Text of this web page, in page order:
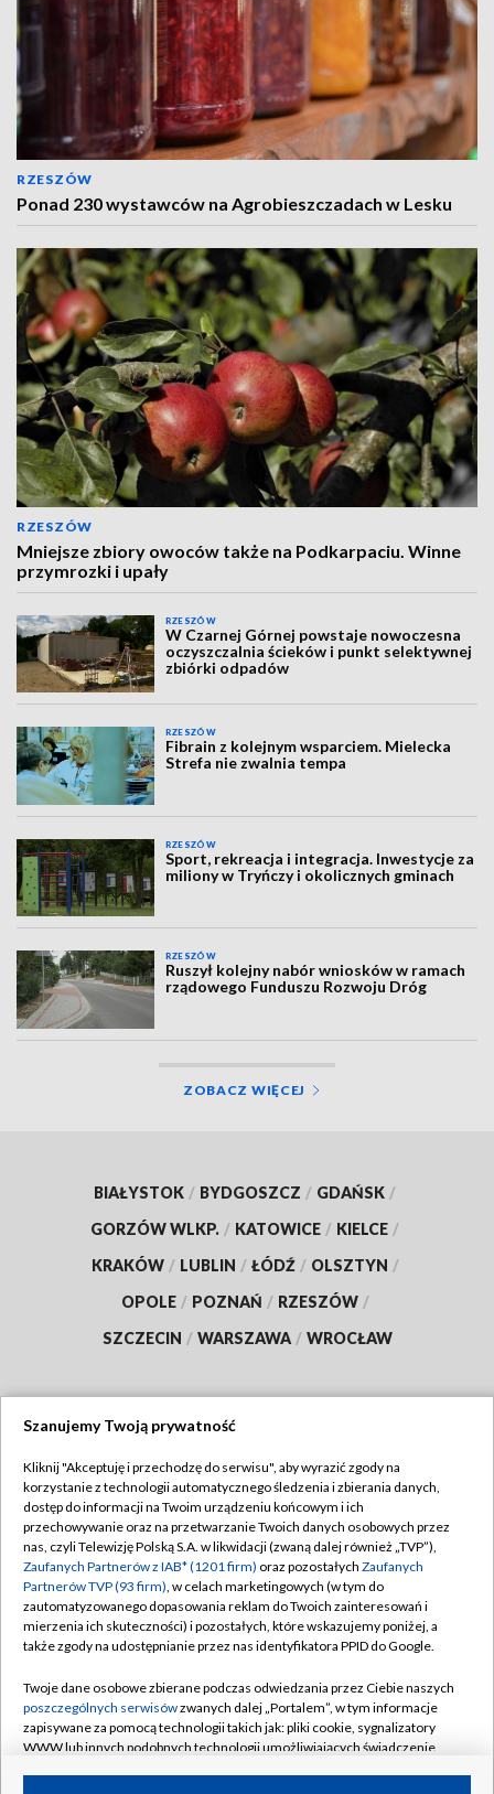
RZESZÓW
Ponad 230 wystawców na Agrobieszczadach w Lesku
RZESZÓW
Mniejsze zbiory owoców także na Podkarpaciu. Winne
przymrozki i upały
RZESZÓW
W Czarnej Górnej powstaje nowoczesna
oczyszczalnia ścieków i punkt selektywnej
zbiórki odpadów
RZESZÓW
Fibrain z kolejnym wsparciem. Mielecka
Strefa nie zwalnia tempa
RZESZÓW
Sport, rekreacja i integracja. Inwestycje za
miliony w Tryńczy i okolicznych gminach
RZESZÓW
Ruszył kolejny nabór wniosków w ramach
rządowego Funduszu Rozwoju Dróg
ZOBACZ WIĘCEJ
BIAŁYSTOK / BYDGOSZCZ / GDAŃSK /
GORZÓW WLKP. / KATOWICE / KIELCE /
KRAKÓW / LUBLIN / ŁÓDŹ / OLSZTYN /
OPOLE / POZNAŃ / RZESZÓW /
SZCZECIN / WARSZAWA / WROCŁAW
TVP
Abonament TVP
Emisja w TVP
Centrum informacji TVP
Naziemna Telewizja Cyfrowa
Rada Programowa
System NOS
Informacje o nadawcy
Regulamin TVP
Polityka prywatności
Moje zgody
Pomoc
Kontakt
Kanały
Szanujemy Twoją prywatność
Kliknij "Akceptuję i przechodzę do serwisu", aby wyrazić zgody na
korzystanie z technologii automatycznego śledzenia i zbierania danych,
dostęp do informacji na Twoim urządzeniu końcowym i ich
przechowywanie oraz na przetwarzanie Twoich danych osobowych przez
nas, czyli Telewizję Polską S.A. w likwidacji (zwaną dalej również „TVP”),
Zaufanych Partnerów z IAB* (1201 firm) oraz pozostałych Zaufanych
Partnerów TVP (93 firm), w celach marketingowych (w tym do
zautomatyzowanego dopasowania reklam do Twoich zainteresowań i
mierzenia ich skuteczności) i pozostałych, które wskazujemy poniżej, a
także zgody na udostępnianie przez nas identyfikatora PPID do Google.
Twoje dane osobowe zbierane podczas odwiedzania przez Ciebie naszych
poszczególnych serwisówzwanych dalej „Portalem”, w tym informacje
zapisywane za pomocą technologii takich jak: pliki cookie, sygnalizatory
WWW lub innych podobnych technologii umożliwiających świadczenie